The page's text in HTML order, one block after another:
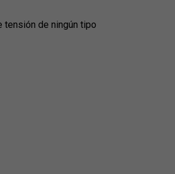
tensión de ningún tipo